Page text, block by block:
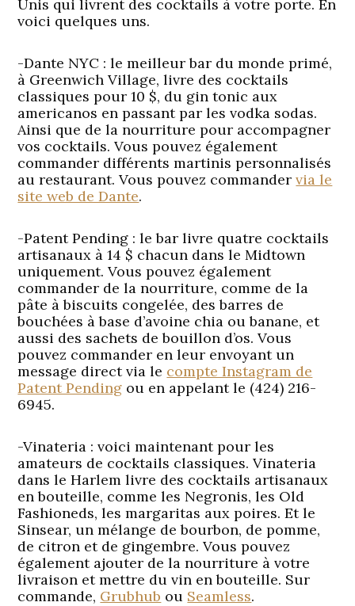
Unis qui livrent des cocktails à votre porte. En
voici quelques uns.
-Dante NYC : le meilleur bar du monde primé,
à Greenwich Village, livre des cocktails
classiques pour 10 $, du gin tonic aux
americanos en passant par les vodka sodas.
Ainsi que de la nourriture pour accompagner
vos cocktails. Vous pouvez également
commander différents martinis personnalisés
au restaurant. Vous pouvez commandervia le
site web de Dante.
-Patent Pending : le bar livre quatre cocktails
artisanaux à 14 $ chacun dans le Midtown
uniquement. Vous pouvez également
commander de la nourriture, comme de la
pâte à biscuits congelée, des barres de
bouchées à base d’avoine chia ou banane, et
aussi des sachets de bouillon d’os. Vous
pouvez commander en leur envoyant un
message direct via le compte Instagram de
Patent Pending ou en appelant le (424) 216-
6945.
-Vinateria : voici maintenant pour les
amateurs de cocktails classiques. Vinateria
dans le Harlem livre des cocktails artisanaux
en bouteille, comme les Negronis, les Old
Fashioneds, les margaritas aux poires. Et le
Sinsear, un mélange de bourbon, de pomme,
de citron et de gingembre. Vous pouvez
également ajouter de la nourriture à votre
livraison et mettre du vin en bouteille. Sur
commande, Grubhub ou Seamless.